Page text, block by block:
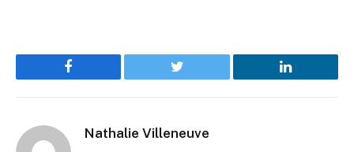
Facebook Twitter LinkedIn
Nathalie Villeneuve